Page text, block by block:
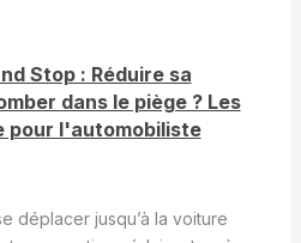
Stop : Réduire sa
dans le piège ? Les
pour l'automobiliste
déplacer jusqu’à la voiture